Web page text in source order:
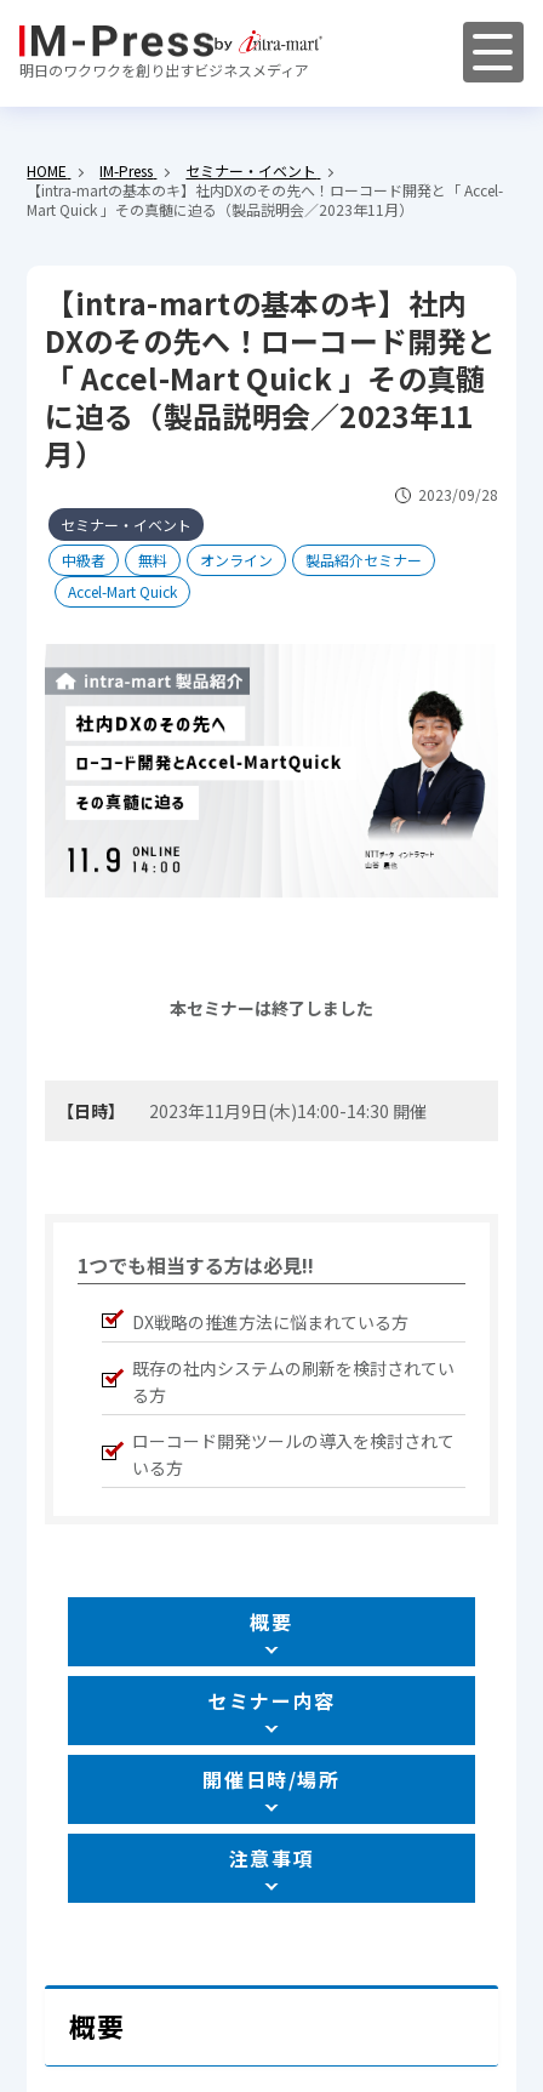
明日のワクワクを創り出すビジネスメディア
HOME IM-Press
セミナー・イベント
【intra-martの基本のキ】社内DXのその先へ！ローコード開発と「 Accel-
Mart Quick 」その真髄に迫る（製品説明会／2023年11月）
【intra-martの基本のキ】社内
DXのその先へ！ローコード開発と
「 Accel-Mart Quick 」その真髄
に迫る（製品説明会／2023年11
月）
2023/09/28
セミナー・イベント
中級者
無料 オンライン
製品紹介セミナー
Accel-Mart Quick
本セミナーは終了しました
【日時】 2023年11月9日(木)14:00-14:30 開催
1つでも相当する方は必見!!
DX戦略の推進方法に悩まれている方
既存の社内システムの刷新を検討されてい
る方
ローコード開発ツールの導入を検討されて
いる方
概要
セミナー内容
開催日時/場所
注意事項
概要